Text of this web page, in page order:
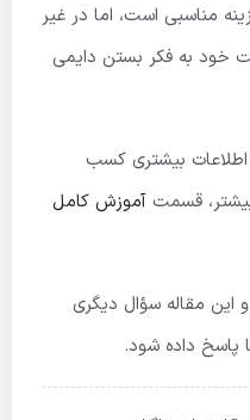
مناسبی است، اما در غیر
خود به فکر بستن دایمی
آیا می خواهید درباره instagram اطلاعات بیشتری کسب
قسمت آموزش کامل
و این مقاله سؤال دیگری
پاسخ داده شود.